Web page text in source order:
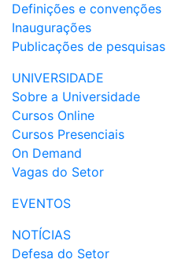
Definições e convenções
Inaugurações
Publicações de pesquisas
UNIVERSIDADE
Sobre a Universidade
Cursos Online
Cursos Presenciais
On Demand
Vagas do Setor
EVENTOS
NOTÍCIAS
Defesa do Setor